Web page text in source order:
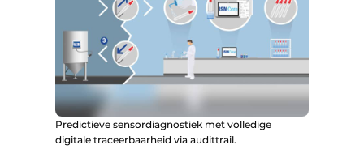
Predictieve sensordiagnostiek met volledige
digitale traceerbaarheid via audittrail.